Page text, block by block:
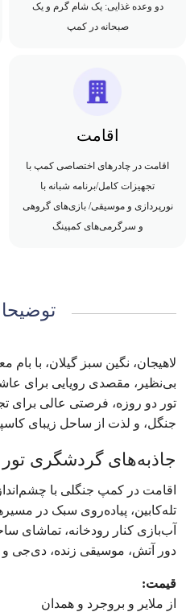
دو وعده غذایی: یک شام گرم و یک
صبحانه در کمپ
اقامت
اقامت در چادرهای اختصاصی کمپ با
تجهیزات کامل/برنامه شبانه با
نورپردازی و موسیقی/ بازی‌های گروهی
و سرگرمی‌های کمپینگ
لاهیجان، نگین سبز گیلان، با
بی‌نظیر، مقصدی رویایی برای
تور دو روزه، فرصتی عالی برای
جنگل، و لذت از ساحل زیبای
جاذبه‌های گردشگری تور 2 روزه کمپ لاهیجان
اقامت در کمپ جنگلی با چشم‌انداز
تله‌کابین، پیاده‌روی سبک در
آب‌بازی کنار رودخانه، تماشای
دور آتش، موسیقی زنده، دی‌جی و
قیمت:
از ملایر و بروجرد و همدان